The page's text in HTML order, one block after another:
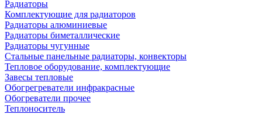
Радиаторы
Комплектующие для радиаторов
Радиаторы алюминиевые
Радиаторы биметаллические
Радиаторы чугунные
Стальные панельные радиаторы, конвекторы
Тепловое оборудование, комплектующие
Завесы тепловые
Обогрегреватели инфракрасные
Обогреватели прочее
Теплоноситель